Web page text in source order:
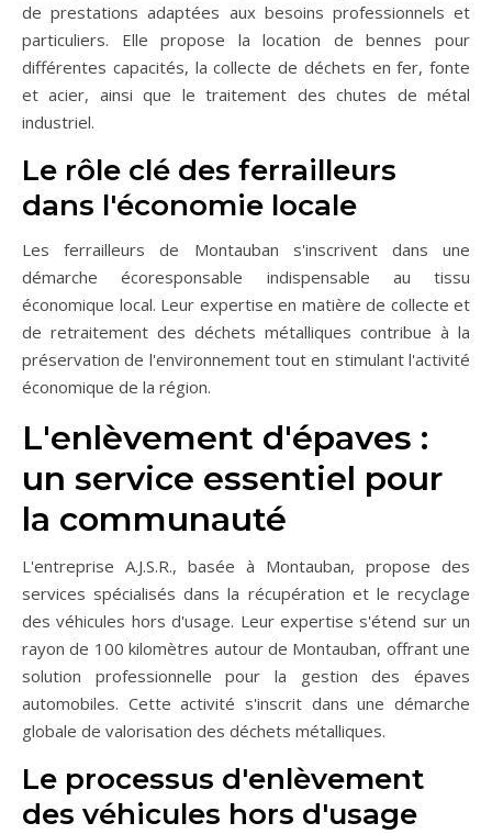
de prestations adaptées aux besoins professionnels et
particuliers. Elle propose la location de bennes pour
différentes capacités, la collecte de déchets en fer, fonte
et acier, ainsi que le traitement des chutes de métal
industriel.
Le rôle clé des ferrailleurs
dans l'économie locale
Les ferrailleurs de Montauban s'inscrivent dans une
démarche écoresponsable indispensable au tissu
économique local. Leur expertise en matière de collecte et
de retraitement des déchets métalliques contribue à la
préservation de l'environnement tout en stimulant l'activité
économique de la région.
L'enlèvement d'épaves :
un service essentiel pour
la communauté
L'entreprise A.J.S.R., basée à Montauban, propose des
services spécialisés dans la récupération et le recyclage
des véhicules hors d'usage. Leur expertise s'étend sur un
rayon de 100 kilomètres autour de Montauban, offrant une
solution professionnelle pour la gestion des épaves
automobiles. Cette activité s'inscrit dans une démarche
globale de valorisation des déchets métalliques.
Le processus d'enlèvement
des véhicules hors d'usage